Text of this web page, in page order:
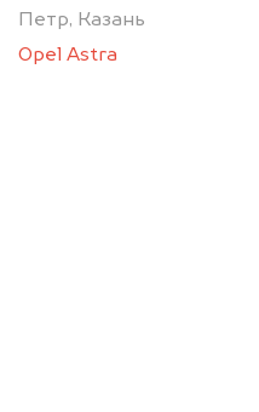
Петр, Казань
Opel Astra